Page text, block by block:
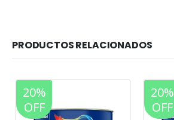
PRODUCTOS RELACIONADOS
20%
OFF
20%
OFF